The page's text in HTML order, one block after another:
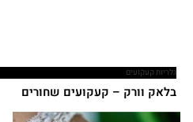
גלריות קעקועים
בלאק וורק – קעקועים שחורים